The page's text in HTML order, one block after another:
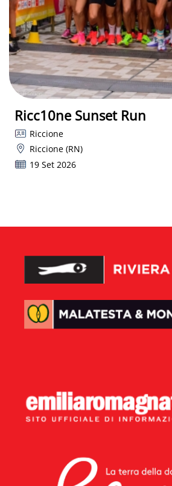
Ricc10ne Sunset Run
Riccione
Riccione (RN)
19 Set 2026